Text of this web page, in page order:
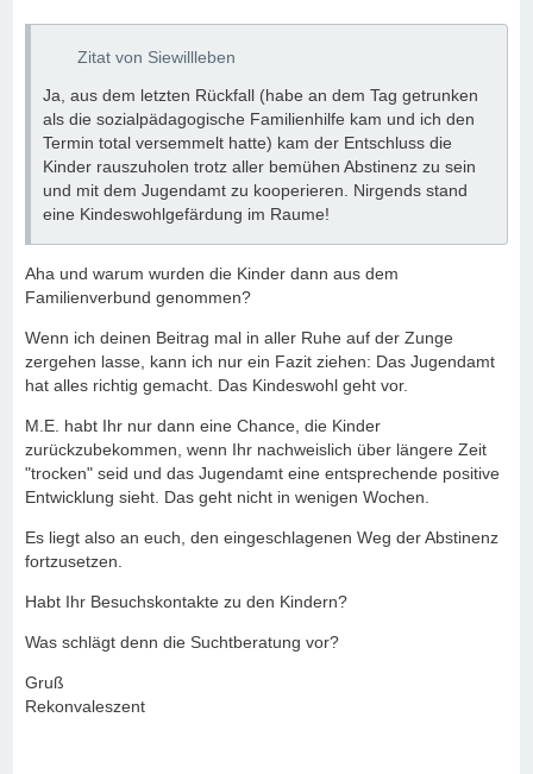
Zitat von Siewillleben
Ja, aus dem letzten Rückfall (habe an dem Tag getrunken
als die sozialpädagogische Familienhilfe kam und ich den
Termin total versemmelt hatte) kam der Entschluss die
Kinder rauszuholen trotz aller bemühen Abstinenz zu sein
und mit dem Jugendamt zu kooperieren. Nirgends stand
eine Kindeswohlgefärdung im Raume!
Aha und warum wurden die Kinder dann aus dem
Familienverbund genommen?
Wenn ich deinen Beitrag mal in aller Ruhe auf der Zunge
zergehen lasse, kann ich nur ein Fazit ziehen: Das Jugendamt
hat alles richtig gemacht. Das Kindeswohl geht vor.
M.E. habt Ihr nur dann eine Chance, die Kinder
zurückzubekommen, wenn Ihr nachweislich über längere Zeit
"trocken" seid und das Jugendamt eine entsprechende positive
Entwicklung sieht. Das geht nicht in wenigen Wochen.
Es liegt also an euch, den eingeschlagenen Weg der Abstinenz
fortzusetzen.
Habt Ihr Besuchskontakte zu den Kindern?
Was schlägt denn die Suchtberatung vor?
Gruß
Rekonvaleszent